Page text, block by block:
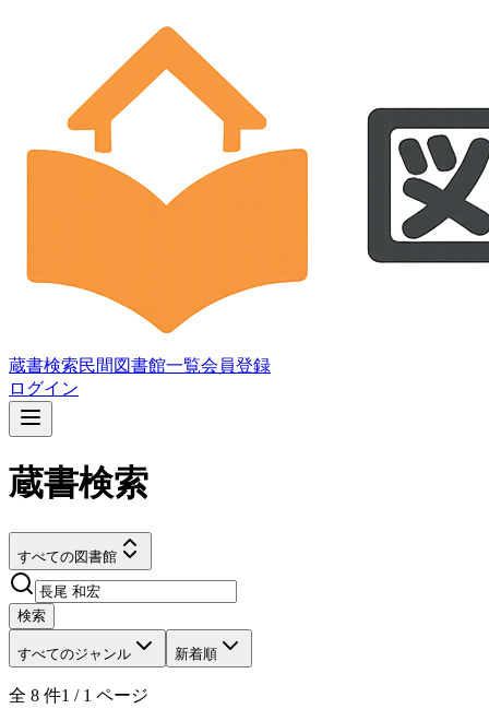
蔵書検索民間図書館一覧会員登録
ログイン
蔵書検索
すべての図書館
検索
すべてのジャンル 新着順
全 8 件1 / 1 ページ